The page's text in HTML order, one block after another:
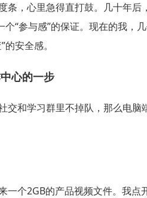
条，心里急得直打鼓。几十年
个“参与感”的保证。现在的我
安全感。
心的一步
交和学习群里不掉队，那么电
一个2GB的产品视频文件。我